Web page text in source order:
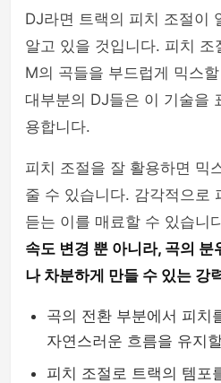
DJ라면 트랙의 피치 조절이
알고 있을 것입니다. 피치 조
M의 곡들을 부드럽게 믹스
대부분의 DJ들은 이 기술을
용합니다.
피치 조절을 잘 활용하면 믹
줄 수 있습니다. 감각적으로
듣는 이를 매료할 수 있습니
속도 변경 뿐 아니라, 곡의 분
나 차분하게 만들 수 있는 강
곡의 전환 부분에서 피치
자연스러운 흐름을 유지
피치 조절로 트랙의 템포